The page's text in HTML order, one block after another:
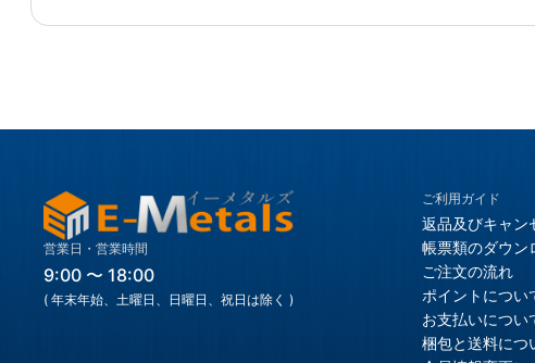
営業日・営業時間
9:00 〜 18:00
( 年末年始、土曜日、日曜日、祝日は除く )
ご利用ガイド
返品及びキャン
帳票類のダウン
ご注文の流れ
ポイントについ
お支払いについ
梱包と送料につ